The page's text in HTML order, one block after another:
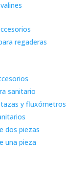
regaderas
sanitario
y fluxómetros
dos piezas
una pieza